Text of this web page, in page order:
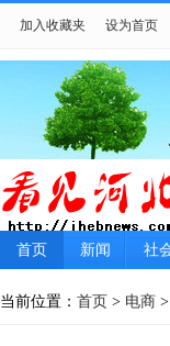
加入收藏夹 设为首页
首页 新闻 社
当前位置： 首页 > 电商 >